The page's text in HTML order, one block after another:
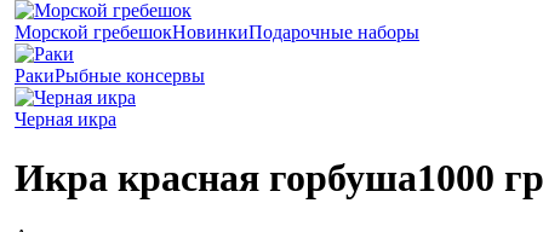
Морской гребешокНовинкиПодарочные наборы
РакиРыбные консервы
Черная икра
Икра красная горбуша1000